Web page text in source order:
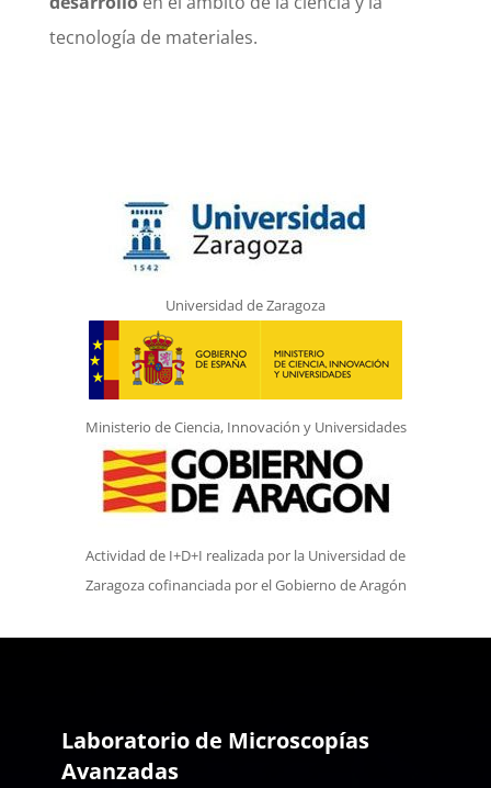
tecnología de materiales.
Universidad de Zaragoza
Ministerio de Ciencia, Innovación y Universidades
Actividad de I+D+I realizada por la Universidad de
Zaragoza cofinanciada por el Gobierno de Aragón
Laboratorio de Microscopías
Avanzadas